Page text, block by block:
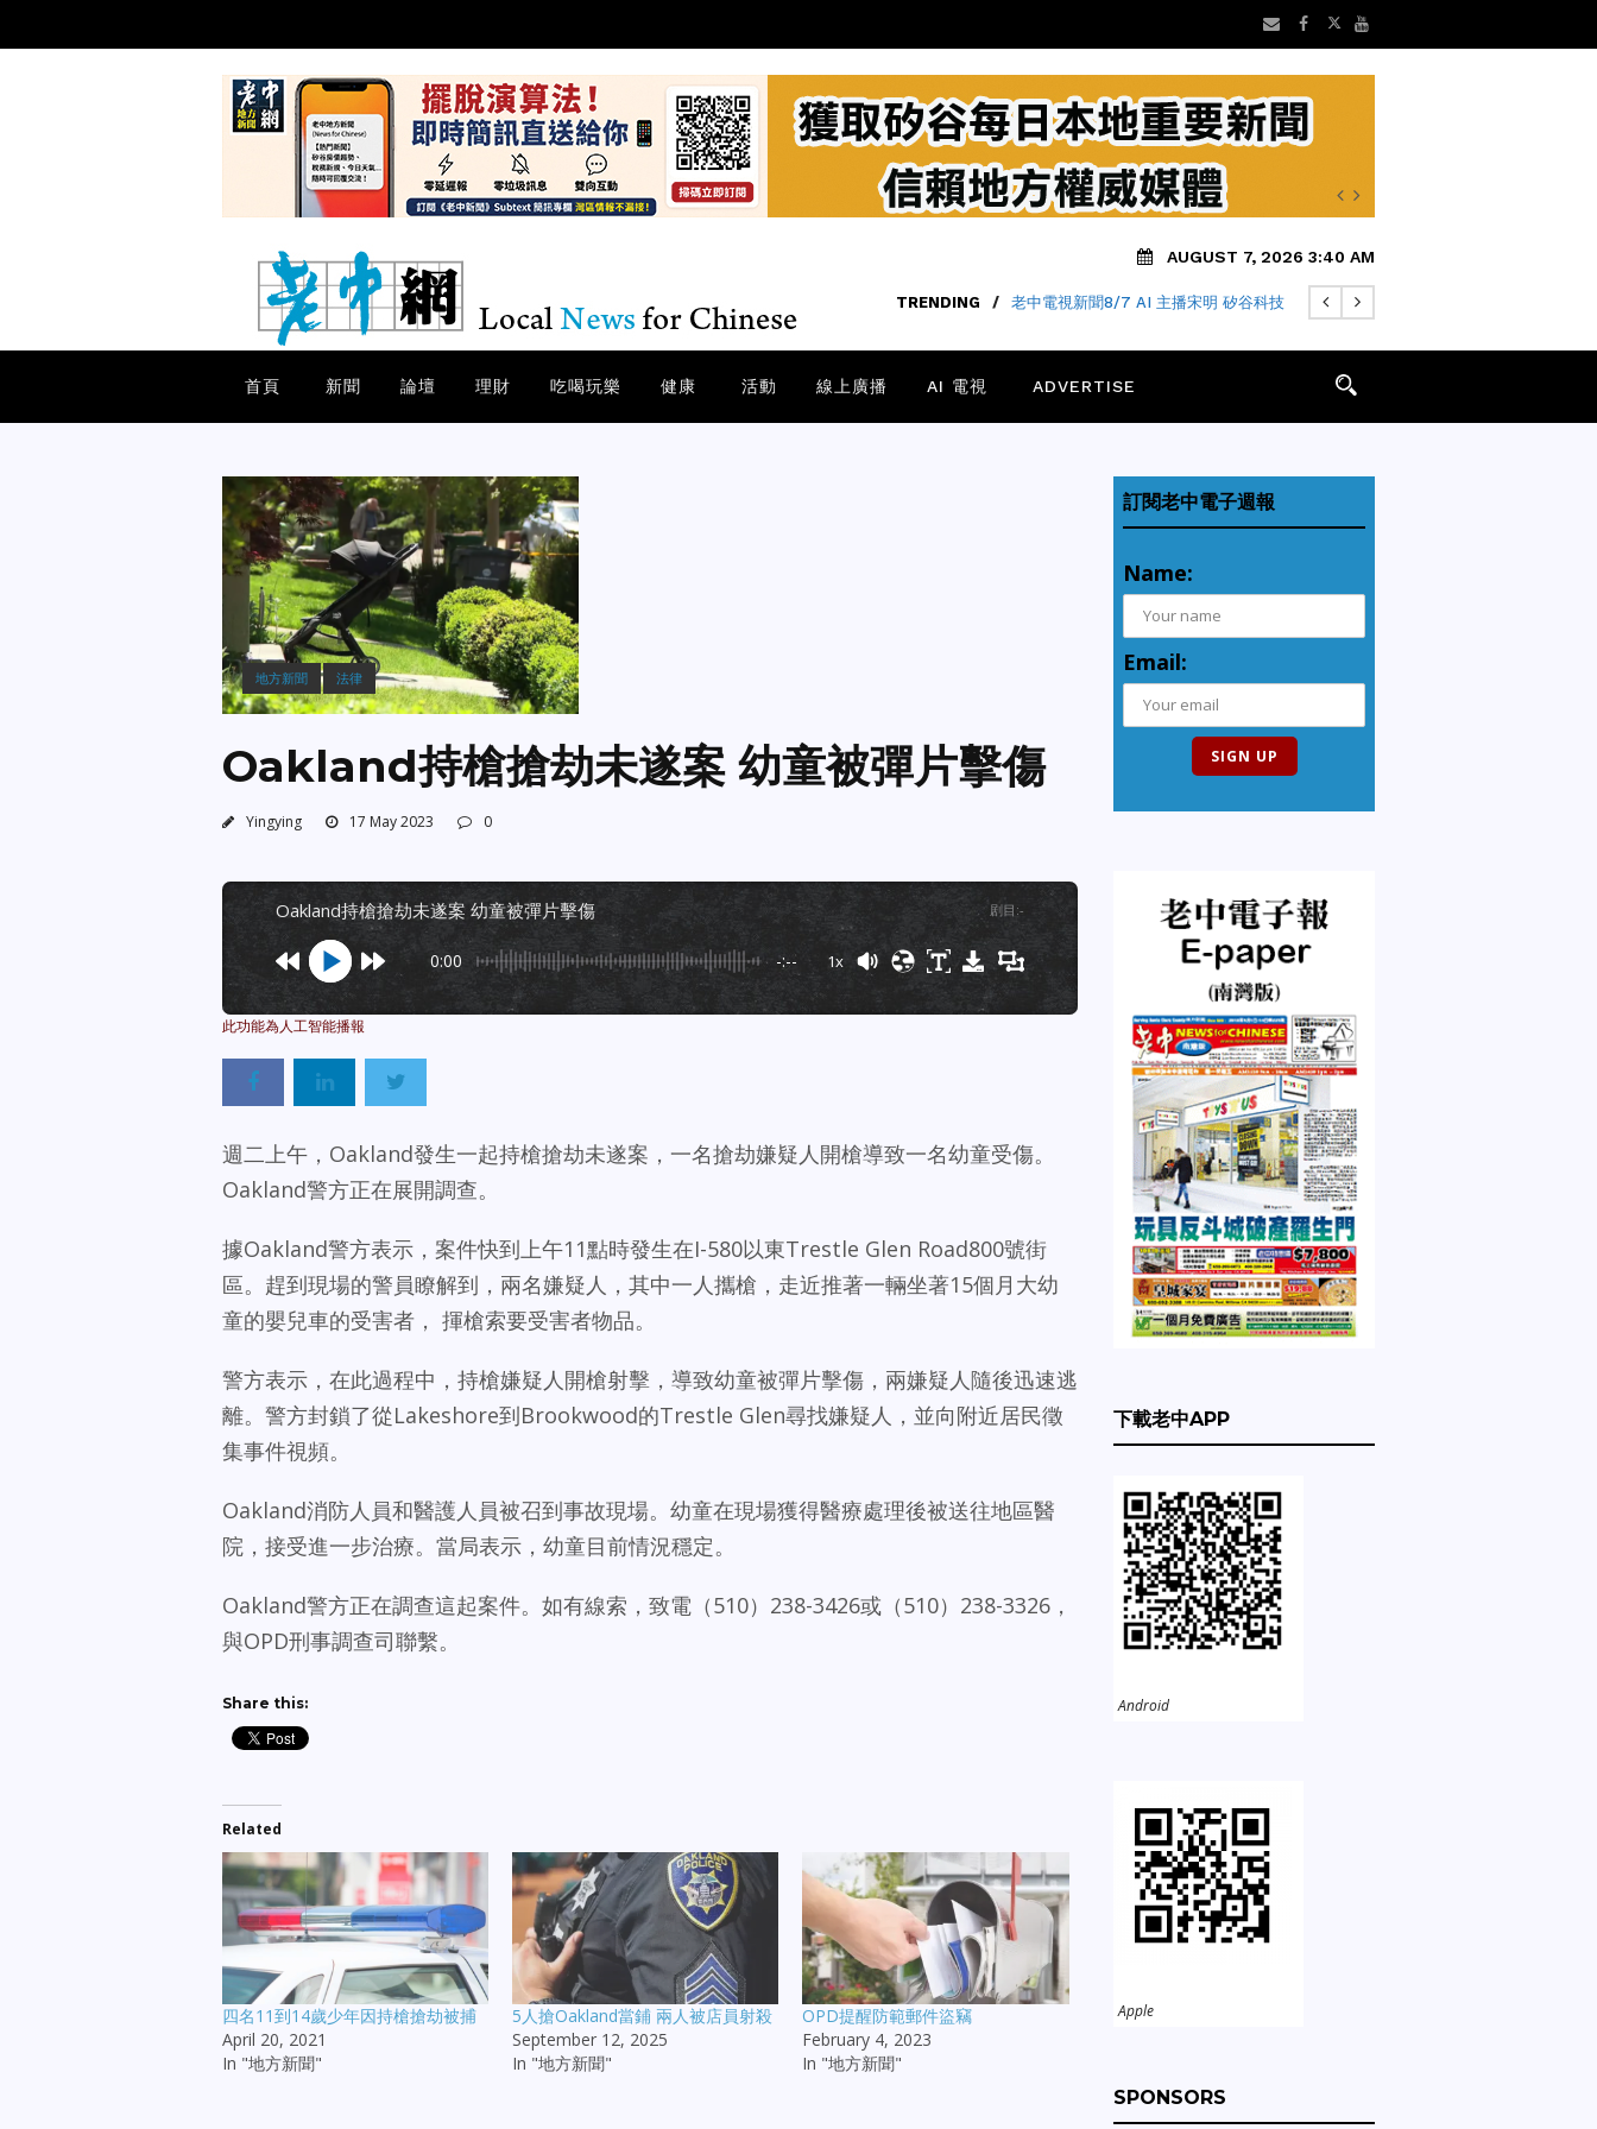
AUGUST 7, 2026 3:40 AM
TRENDING / 老中電視新聞8/7 AI 主播宋明 矽谷科技
首頁 新聞 論壇 理財 吃喝玩樂 健康 活動 線上廣播 AI 電視 ADVERTISE
地方新聞 法律
Oakland持槍搶劫未遂案 幼童被彈片擊傷
Yingying 17 May 2023 0
oakland持槍搶劫未遂案 幼童被彈片擊傷 剧目 :-
0:00 -:-- 1x
Powered By
週二上午，Oakland發生一起持槍搶劫未遂案，一名搶劫嫌疑人開槍導致一名幼童受傷。
Oakland警方正在展開調查。
據Oakland警方表示，案件快到上午11點時發生在I-580以東Trestle Glen Road800號街
區。趕到現場的警員瞭解到，兩名嫌疑人，其中一人攜槍，走近推著一輛坐著15個月大幼
童的嬰兒車的受害者， 揮槍索要受害者物品。
警方表示，在此過程中，持槍嫌疑人開槍射擊，導致幼童被彈片擊傷，兩嫌疑人隨後迅速逃
離。警方封鎖了從Lakeshore到Brookwood的Trestle Glen尋找嫌疑人，並向附近居民徵
集事件視頻。
Oakland消防人員和醫護人員被召到事故現場。幼童在現場獲得醫療處理後被送往地區醫
院，接受進一步治療。當局表示，幼童目前情況穩定。
Oakland警方正在調查這起案件。如有線索，致電（510）238-3426或（510）238-3326，
與OPD刑事調查司聯繫。
Share this:
Related
四名11到14歲少年因持槍搶劫被捕
April 20, 2021
In "地方新聞"
5人搶Oakland當鋪 兩人被店員射殺
September 12, 2025
In "地方新聞"
OPD提醒防範郵件盜竊
February 4, 2023
In "地方新聞"
訂閱老中電子週報
Name:
Email:
下載老中APP
Android
Apple
SPONSORS